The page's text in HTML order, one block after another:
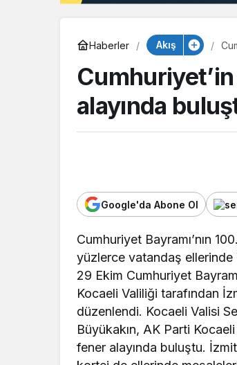
Haberler Akış
alayında
Google'da Abone Ol
Cumhuriyet Bayramı’nın
yüzlerce vatandaş ellerinde
29 Ekim Cumhuriyet
Kocaeli Valiliği tarafından
düzenlendi. Kocaeli Valisi
Büyükakın, AK Parti
fener alayında buluştu.
yönelik
İki hükümlü